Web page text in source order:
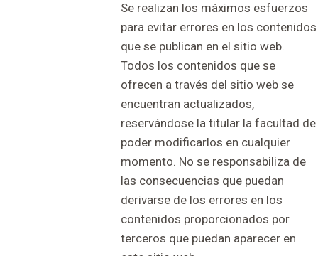
Se realizan los máximos esfuerzos
para evitar errores en los contenidos
que se publican en el sitio web.
Todos los contenidos que se
ofrecen a través del sitio web se
encuentran actualizados,
reservándose la titular la facultad de
poder modificarlos en cualquier
momento. No se responsabiliza de
las consecuencias que puedan
derivarse de los errores en los
contenidos proporcionados por
terceros que puedan aparecer en